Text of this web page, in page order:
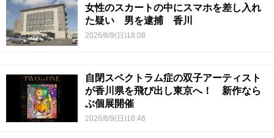
女性のスカートの中にスマホを差し入れ
た疑い 男を逮捕 香川
2026/8/9(日)18:08
自閉スペクトラム症の双子アーティスト
が香川県を飛び出し東京へ！ 新作なら
ぶ個展開催
2026/8/9(日)16:46